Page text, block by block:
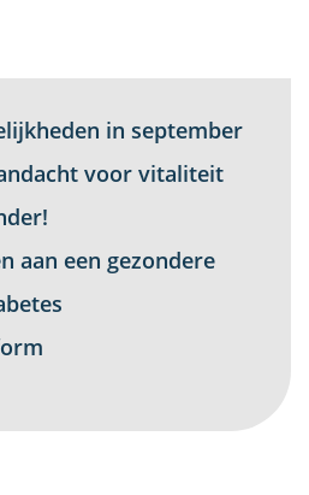
in september
voor vitaliteit
aan een gezondere